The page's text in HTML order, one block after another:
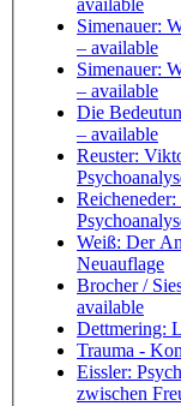
available
Simenauer:
– available
Simenauer:
– available
Die
– available
Reuster:
Weiß: Der
Neuauflage
Brocher /
available
Dettmering:
Trauma -
Eissler:
zwischen